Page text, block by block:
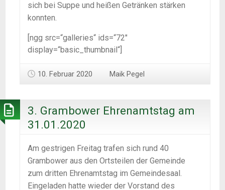
sich bei Suppe und heißen Getränken stärken
konnten.
[ngg src=“galleries“ ids=“72″
display=“basic_thumbnail“]
10. Februar 2020 Maik Pegel
3. Grambower Ehrenamtstag am
31.01.2020
Am gestrigen Freitag trafen sich rund 40
Grambower aus den Ortsteilen der Gemeinde
zum dritten Ehrenamtstag im Gemeindesaal.
Eingeladen hatte wieder der Vorstand des